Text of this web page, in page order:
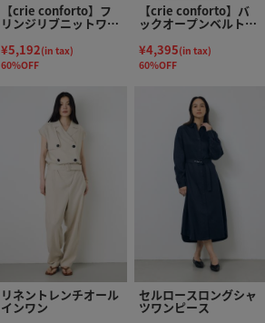
【crie conforto】フ
リンジリブニットワン
¥5,192(in tax)
60%OFF
【crie conforto】バ
ックオープンベルトキ
ャミワンピース
¥4,395(in tax)
60%OFF
リネントレンチオール
インワン
セルロースロングシャ
ツワンピース